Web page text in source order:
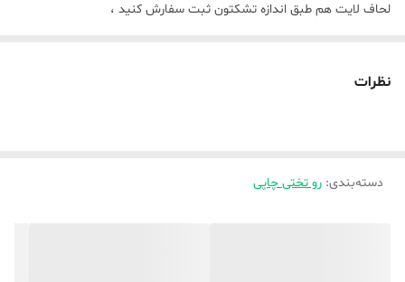
لحاف لایت هم طبق اندازه تشکتون ثبت سفارش کنید ،
بنویسید
نظرات
دسته‌بندی: رو تختی چاپی